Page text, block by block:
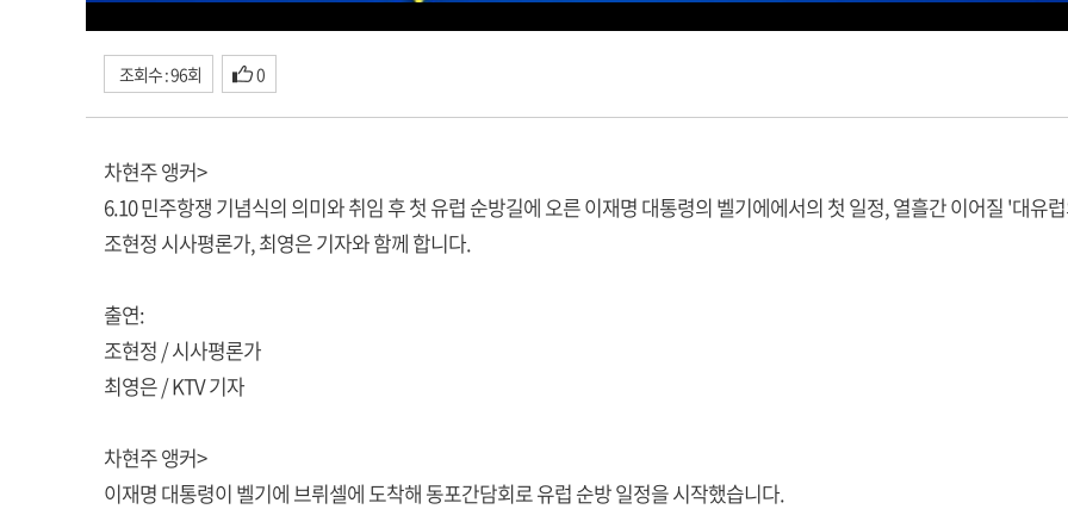
조회수 : 96회 0
차현주 앵커>
6.10 민주항쟁 기념식의 의미와 취임 후 첫 유럽 순방길에 오른 이재명 대통령의 벨기에에서의 첫 일정, 열흘간 이어질 '대유
조현정 시사평론가, 최영은 기자와 함께 합니다.
출연:
조현정 / 시사평론가
최영은 / KTV 기자
차현주 앵커>
이재명 대통령이 벨기에 브뤼셀에 도착해 동포간담회로 유럽 순방 일정을 시작했습니다.